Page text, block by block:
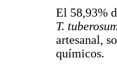
El 58,93%
T.
artesanal,
químicos.